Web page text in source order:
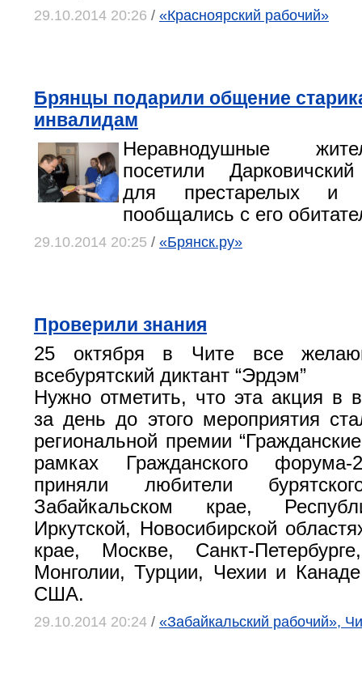
29.10.2014 20:26 / «Красноярский рабочий»
Брянцы подарили общение
инвалидам
Неравнодушные
посетили
для престарелых и
пообщались с его
29.10.2014 20:25 / «Брянск.ру»
Проверили знания
25 октября в Чите все
всебурятский диктант “Эрдэм”
Нужно отметить, что эта акция в
за день до этого мероприятия
региональной премии
рамках Гражданского форума-
приняли любители
Забайкальском крае,
Иркутской, Новосибирской
крае, Москве, Санкт-
Монголии, Турции, Чехии и
США.
29.10.2014 20:24 / «Забайкальский рабочий»,